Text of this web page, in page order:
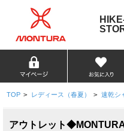
TOP > レディース（春夏） > 速乾シ
アウトレット